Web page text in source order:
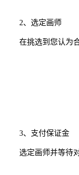
2、选定画师
在挑选到您认为合
3、支付保证金
选定画师并等待对